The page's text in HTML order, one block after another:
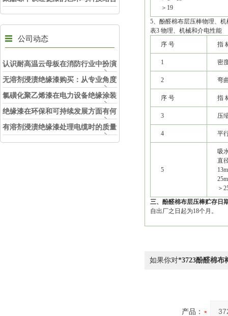
公司动态
认识耐高温云母板在消防行业中扮演
的角色
无溶剂浸渍绝缘漆购买：从专业角度
看如何选择
氯磺化聚乙烯漆在电力设备绝缘涂装
中的实际应用效果
绝缘漆在环保和可持续发展方面有何
考虑？
有溶剂浸渍绝缘漆处理电缆时的质量
和安全性考虑因素
＞19
5、酚醛棉布层压棒物理、
表3 物理、机械和介电性能
序 号
指
1 密
2 弯
序 号 指
3 压
4 平
5
吸
直
＞
三、酚醛棉布层压棒贮存日
自出厂之日起为18个月。
如果你对*3723酚醛棉布
产品：